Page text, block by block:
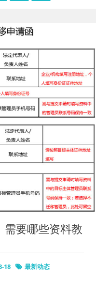
要哪些资料教
18 最新动态